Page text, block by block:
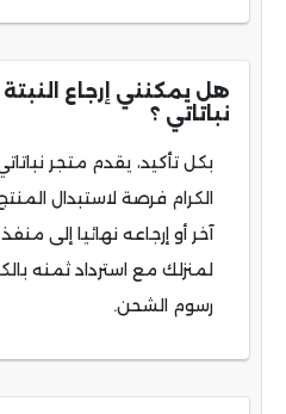
هل يمكنني إرجاع
نباتاتي ؟
بكل تأكيد، يقدم متجر
الكرام فرصة لاستبدال
آخر أو إرجاعه نهائيا إلى
لمنزلك مع استرداد ثمنه
رسوم الشحن.